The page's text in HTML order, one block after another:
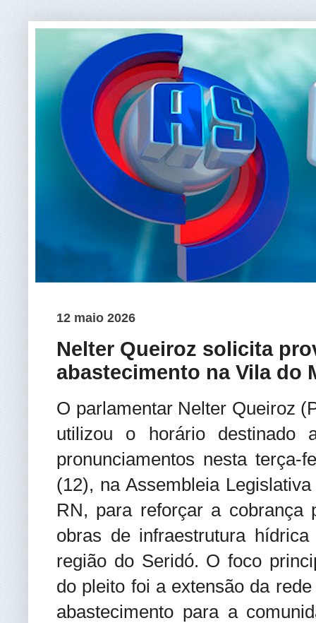
12 maio 2026
Nelter Queiroz solicita
abastecimento na Vila do
O parlamentar Nelter Queiroz
utilizou o horário destinado
pronunciamentos nesta terça-
(12), na Assembleia Legislativa
RN, para reforçar a cobrança
obras de infraestrutura hídrica
região do Seridó. O foco
do pleito foi a extensão da rede
abastecimento para a